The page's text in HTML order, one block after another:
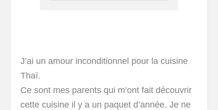
J’ai un amour inconditionnel pour la cuisine
Thaï.
Ce sont mes parents qui m’ont fait découvrir
cette cuisine il y a un paquet d’année. Je ne